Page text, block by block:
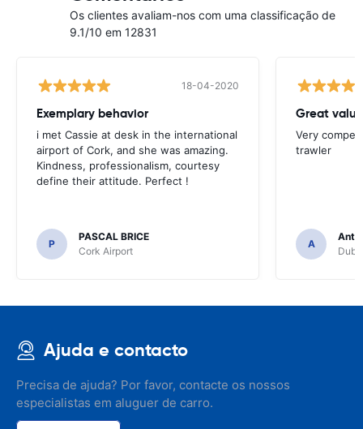
Os clientes avaliam-nos com uma classificação de
9.1/10 em 12831
18-04-2020
Exemplary behavior
i met Cassie at desk in the international
airport of Cork, and she was amazing.
Kindness, professionalism, courtesy
define their attitude. Perfect !
P
PASCAL BRICE
Cork Airport
Great value
Very
trawler
A
Ajuda e contacto
Precisa de ajuda? Por favor, contacte os nossos
especialistas em aluguer de carro.